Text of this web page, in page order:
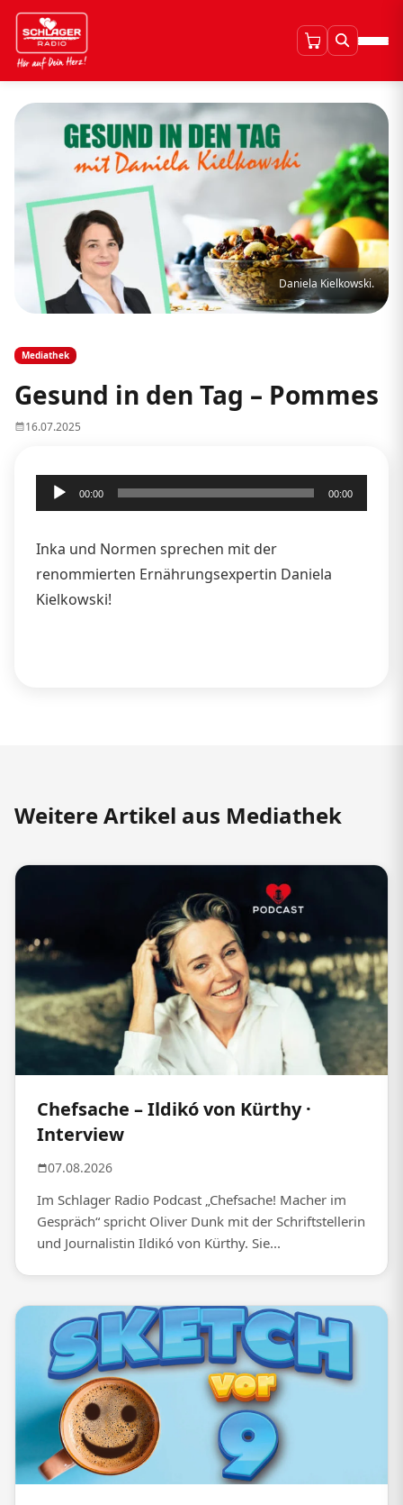
Daniela Kielkowski.
Mediathek
Gesund in den Tag – Pommes
16.07.2025
Audio-
Player
00:00 00:00
Inka und Normen sprechen mit der
renommierten Ernährungsexpertin Daniela
Kielkowski!
Weitere Artikel aus Mediathek
Chefsache – Ildikó von Kürthy ·
Interview
07.08.2026
Im Schlager Radio Podcast „Chefsache! Macher im
Gespräch“ spricht Oliver Dunk mit der Schriftstellerin
und Journalistin Ildikó von Kürthy. Sie...